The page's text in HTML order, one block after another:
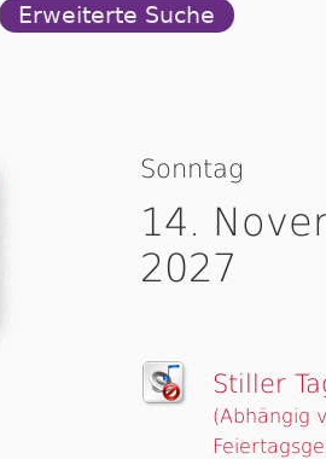
Erweiterte Suche
Sonntag
14.
2027
Stiller
(Abhängig